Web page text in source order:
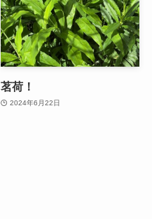
茗荷！
2024年6月22日